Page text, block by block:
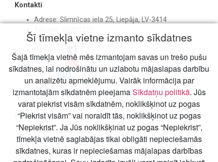
Kontakti
Adrese: Slimnīcas iela 25, Liepāja, LV-3414
E-pasts:birojs@liepajasslimnica.lv
Instagram
Linkedin
Svarīgi
Slimību profilakses un kontroles centrs
Šī tīmekļa vietne izmanto sīkdatnes
Šajā tīmekļa vietnē mēs izmantojam savas un trešo pušu
sīkdatnes, lai nodrošinātu un uzlabotu mājaslapas darbību
un analizētu apmeklējumu. Vairāk informācija par
izmantotajām sīkdatnēm pieejamaSīkdatņu politikā. Jūs
varat piekrist visām sīkdatnēm, noklikšķinot uz pogas
“Piekrist visām” vai noraidīt tās, noklikšķinot uz pogas
“Nepiekrist”. Ja Jūs noklikšķinat uz pogas “Nepiekrist”,
tīmekļa vietnē saglabājas tikai obligāti nepieciešamās
sīkdatnes, kuras ir nepieciešamas mājalapas darbības